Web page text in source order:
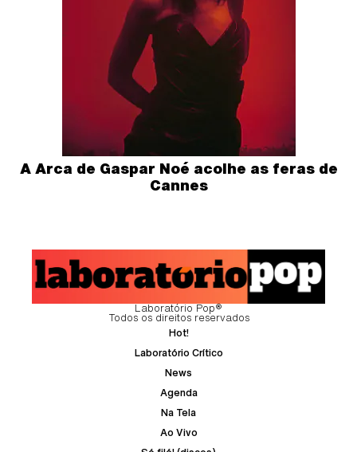
A Arca de Gaspar Noé acolhe as feras de
Cannes
Laboratório Pop®
Todos os direitos reservados
Hot!
Laboratório Crítico
News
Agenda
Na Tela
Ao Vivo